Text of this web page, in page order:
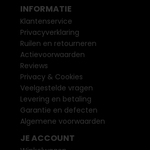
INFORMATIE
Klantenservice
Privacyverklaring
Ruilen en retourneren
Actievoorwaarden
Reviews
Privacy & Cookies
Veelgestelde vragen
Levering en betaling
Garantie en defecten
Algemene voorwaarden
JE ACCOUNT